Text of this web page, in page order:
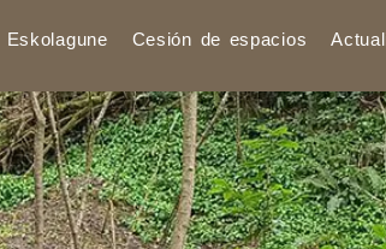
Eskolagune Cesión de espacios